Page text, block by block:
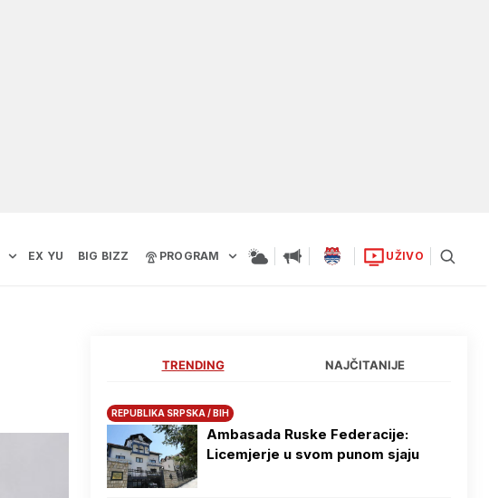
EX YU BIG BIZZ PROGRAM UŽIVO
TRENDING NAJČITANIJE
REPUBLIKA SRPSKA / BIH
Ambasada Ruske Federacije:
Licemjerje u svom punom sjaju